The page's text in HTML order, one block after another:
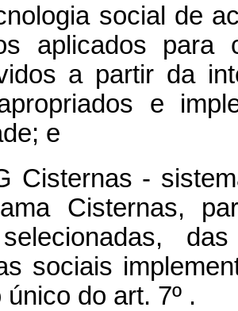
social de
aplicados para
a partir da
e
e
Cisternas -
Cisternas,
sociais
do art. 7º .